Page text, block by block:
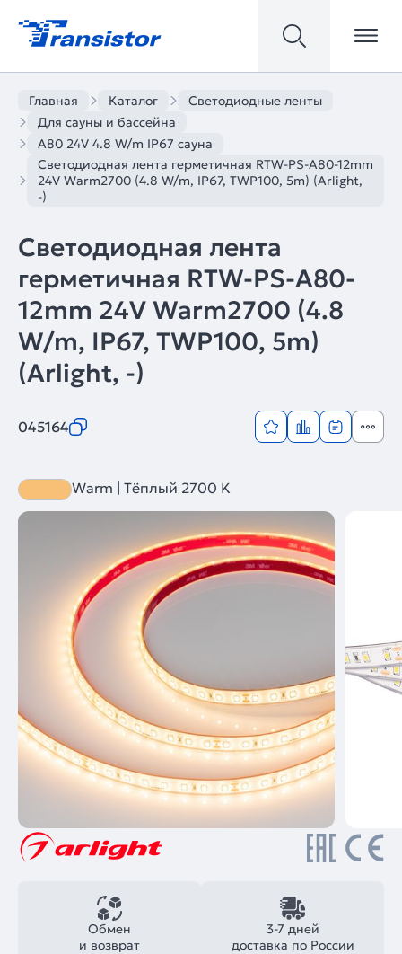
Главная Каталог
Светодиодные ленты
Для сауны и бассейна
A80 24V 4.8 W/m IP67 сауна
Светодиодная лента герметичная RTW-PS-A80-12mm
24V Warm2700 (4.8 W/m, IP67, TWP100, 5m) (Arlight,
-)
Светодиодная лента
герметичная RTW-PS-A80-
12mm 24V Warm2700 (4.8
W/m, IP67, TWP100, 5m)
(Arlight, -)
045164
Warm | Тёплый 2700 K
3-7 дней
доставка по России
Обмен
и возврат